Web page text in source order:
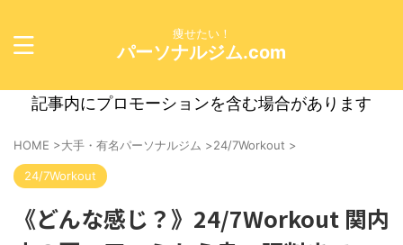
痩せたい！
パーソナルジム.com
記事内にプロモーションを含む場合があります
HOME >大手・有名パーソナルジム >24/7Workout >
24/7Workout
《どんな感じ？》24/7Workout 関内